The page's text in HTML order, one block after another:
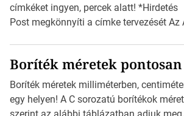
címkéket ingyen, percek alatt!
Post megkönnyíti a címke tervezését Az
igazán foroghatnak a kreatív
zajlik a saját címke készítése. Hogyan
Válasszon méretet és alakot: Válassza
méretét. Akár néhány […]
Boríték méretek pontosan
Boríték méretek milliméterben,
egy helyen! A C sorozatú borítékok